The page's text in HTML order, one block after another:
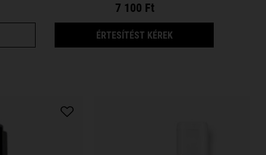
STYLING GEL ELÉRHETŐ
SOLUTIONS NOURISHING SHAMPOO + CONDITIONER
7 100 Ft
ÉRTESÍTÉST KÉREKAMIKOR A(Z)